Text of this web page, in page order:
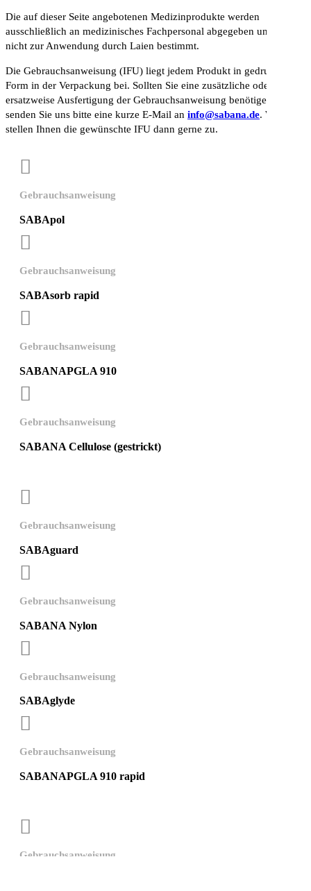
Die auf dieser Seite angebotenen Medizinprodukte werden
ausschließlich an medizinisches Fachpersonal abgegeben und sind
nicht zur Anwendung durch Laien bestimmt.
Die Gebrauchsanweisung (IFU) liegt jedem Produkt in gedruckter
Form in der Verpackung bei. Sollten Sie eine zusätzliche oder
ersatzweise Ausfertigung der Gebrauchsanweisung benötigen,
senden Sie uns bitte eine kurze E-Mail an info@sabana.de. Wir
stellen Ihnen die gewünschte IFU dann gerne zu.

Gebrauchsanweisung
SABApol

Gebrauchsanweisung
SABAsorb rapid

Gebrauchsanweisung
SABANAPGLA 910

Gebrauchsanweisung
SABANA Cellulose (gestrickt)

Gebrauchsanweisung
SABAguard

Gebrauchsanweisung
SABANA Nylon

Gebrauchsanweisung
SABAglyde

Gebrauchsanweisung
SABANAPGLA 910 rapid

Gebrauchsanweisung